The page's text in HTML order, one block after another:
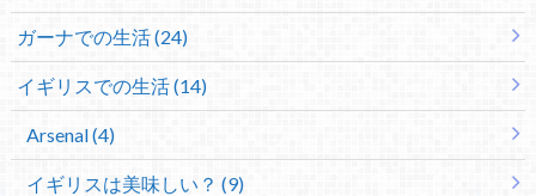
ガーナでの生活 (24)
イギリスでの生活 (14)
Arsenal (4)
イギリスは美味しい？ (9)